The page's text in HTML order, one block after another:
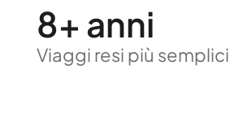
8+ anni
Viaggi resi più semplici